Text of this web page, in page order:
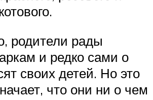
родители рады
и редко сами о
своих детей. Но это
что они ни о чем